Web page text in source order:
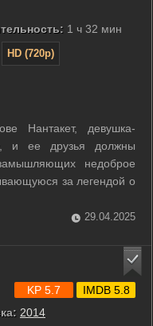
1 ч 32 мин
HD (720p)
Нантакет, девушка-
и ее друзья должны
недоброе
за легендой о
29.04.2025
2014
KP 5.7 IMDB 5.8